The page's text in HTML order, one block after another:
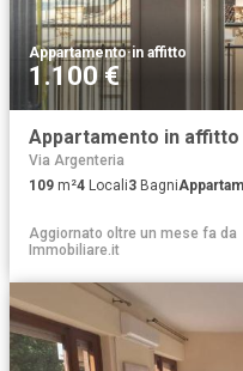
Appartamento·in affitto
1.100 €
Appartamento in affitto
Via Argenteria
109 m²4 Locali3 Bagni
Aggiornato oltre un mese fa da
Immobiliare.it